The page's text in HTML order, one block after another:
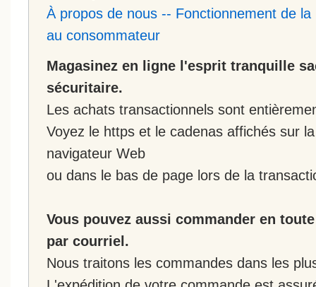
À propos de nous -- Fonctionnement de
au consommateur
Magasinez en ligne l'esprit tranquille
sécuritaire.
Les achats transactionnels sont
Voyez le https et le cadenas affichés sur
navigateur Web
ou dans le bas de page lors de la
Vous pouvez aussi commander en
par courriel.
Nous traitons les commandes dans les